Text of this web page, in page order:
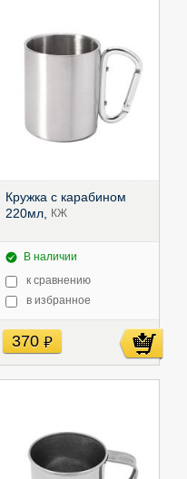
Кружка с карабином
220мл,
КЖ
В наличии
к сравнению
в избранное
370 руб